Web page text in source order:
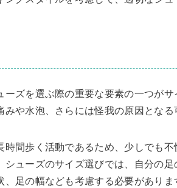
ーズを選ぶ際の重要な要素の一つが
みや水泡、さらには怪我の原因となる
時間歩く活動であるため、少しでも
シューズのサイズ選びでは、自分の
、足の幅なども考慮する必要がありま